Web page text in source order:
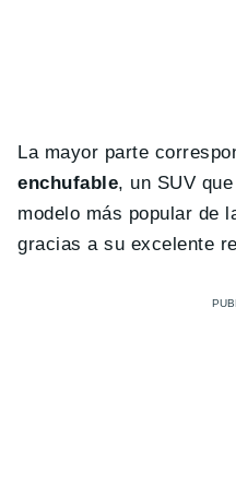
La mayor parte
enchufable, un SUV
modelo más popular de
gracias a su excelente